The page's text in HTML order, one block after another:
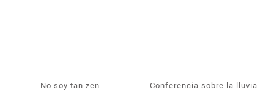
No soy tan zen Conferencia sobre la lluvia